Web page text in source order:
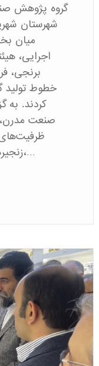
گروه پژوهش
شهرستان
میان
اجرایی،
برنجی،
خطوط تولید
کردند. به
صنعت مدرن،
زنجیره تأمین قطعات خودرو همراه بود،…